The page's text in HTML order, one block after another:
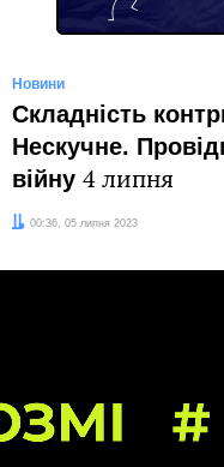
Новини
Складність
Нескучне.
війну 4 липня
Дата:00:36, 05 липня 2023